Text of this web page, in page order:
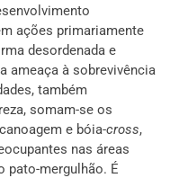
ações primariamente
desordenada e
ameaça à sobrevivência
também
somam-se os
e bóia-cross,
nas áreas
pato-mergulhão. É